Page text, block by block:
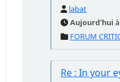
labat
Aujourd'hui
FORUM
Re : In your